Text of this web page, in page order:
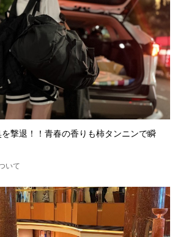
撃退！！青春の香りも柿タンニンで瞬
いて